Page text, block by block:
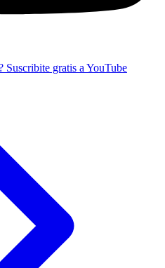
Suscribite gratis a YouTube